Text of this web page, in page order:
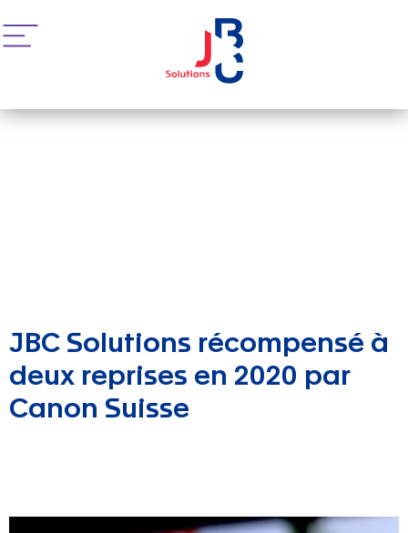
JBC Solutions récompensé à
deux reprises en 2020 par
Canon Suisse